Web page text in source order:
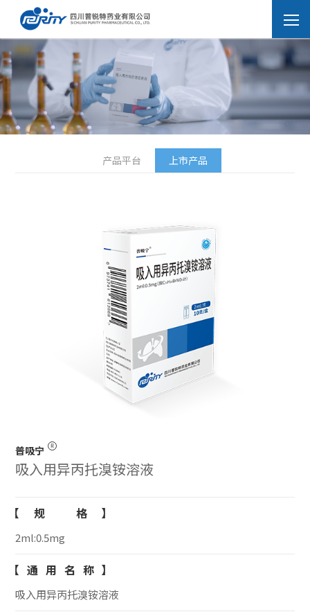
产品平台 上市产品
普吸宁
吸入用异丙托溴铵溶液
【规 格】
2ml:0.5mg
【通用名称】
吸入用异丙托溴铵溶液